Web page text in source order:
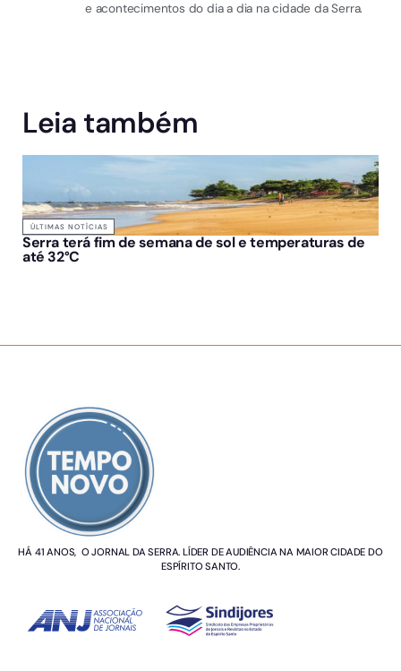
e acontecimentos do dia a dia na cidade da Serra.
Leia também
ÚLTIMAS NOTÍCIAS
Serra terá fim de semana de sol e temperaturas de
até 32°C
HÁ 41 ANOS, O JORNAL DA SERRA. LÍDER DE AUDIÊNCIA NA MAIOR CIDADE DO
ESPÍRITO SANTO.